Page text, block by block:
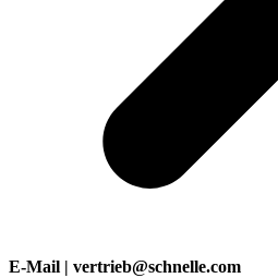
E-Mail | vertrieb@schnelle.com